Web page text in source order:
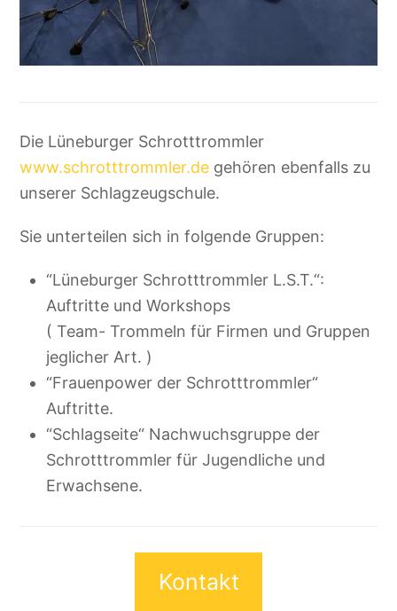
Die Lüneburger Schrotttrommler
www.schrotttrommler.de gehören ebenfalls zu
unserer Schlagzeugschule.
Sie unterteilen sich in folgende Gruppen:
“Lüneburger Schrotttrommler L.S.T.“:
Auftritte und Workshops
( Team- Trommeln für Firmen und Gruppen
jeglicher Art. )
“Frauenpower der Schrotttrommler“
Auftritte.
“Schlagseite“ Nachwuchsgruppe der
Schrotttrommler für Jugendliche und
Erwachsene.
Kontakt